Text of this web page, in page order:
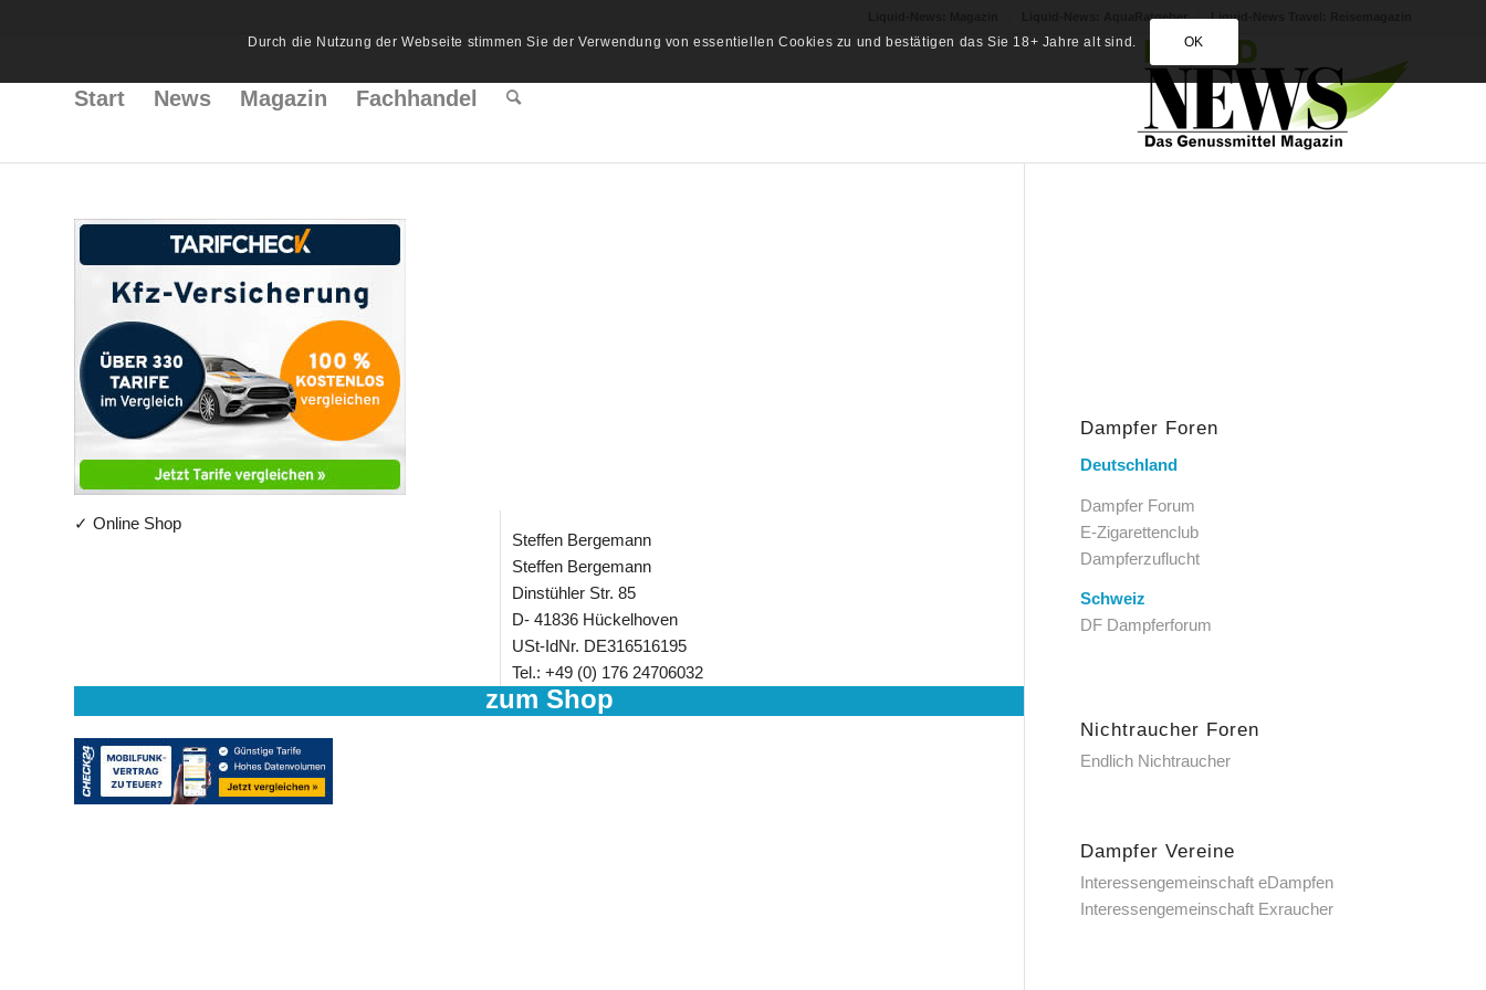
Liquid-News: AquaRatgeber Liquid-News Travel: Reisemagazin
Start News Magazin Fachhandel
✓ Online Shop
Steffen Bergemann
Steffen Bergemann
Dinstühler Str. 85
D- 41836 Hückelhoven
USt-IdNr. DE316516195
Tel.: +49 (0) 176 24706032
zum Shop
Dampfer Foren
Deutschland
Dampfer Forum
E-Zigarettenclub
Dampferzuflucht
Schweiz
DF Dampferforum
Nichtraucher Foren
Endlich Nichtraucher
Dampfer Vereine
Interessengemeinschaft eDampfen
Interessengemeinschaft Exraucher
Durch die Nutzung der Webseite stimmen Sie der Verwendung von essentiellen Cookies zu und bestätigen das Sie 18+ Jahre alt sind. OK